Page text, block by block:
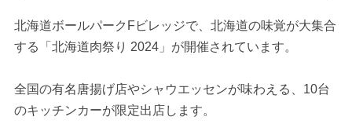
北海道ボールパークFビレッジで、北海道の味覚が大集合
する「北海道肉祭り 2024」が開催されています。
全国の有名唐揚げ店やシャウエッセンが味わえる、10台
のキッチンカーが限定出店します。